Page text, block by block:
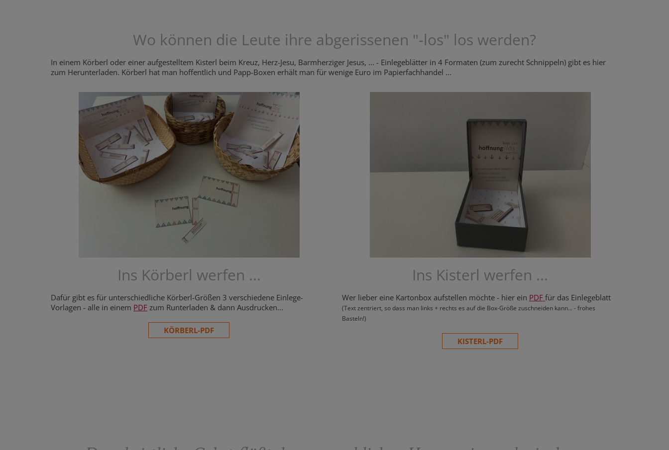
Wo können die Leute ihre abgerissenen "-los" los werden?
In einem Körberl oder einer aufgestelltem Kisterl beim Kreuz, Herz-Jesu, Barmherziger Jesus, ... - Einlegeblätter in 4 Formaten (zum zurecht Schnippeln) gibt es hier
zum Herunterladen. Körberl hat man hoffentlich und Papp-Boxen erhält man für wenige Euro im Papierfachhandel ...
Ins Körberl werfen ...
Dafür gibt es für unterschiedliche Körberl-Größen 3 verschiedene Einlege-
Vorlagen - alle in einem PDF zum Runterladen & dann Ausdrucken...
KÖRBERL-PDF
Ins Kisterl werfen ...
Wer lieber eine Kartonbox aufstellen möchte - hier ein PDF für das Einlegeblatt
(Text zentriert, so dass man links + rechts es auf die Box-Größe zuschneiden kann... - frohes
Basteln!)
KISTERL-PDF